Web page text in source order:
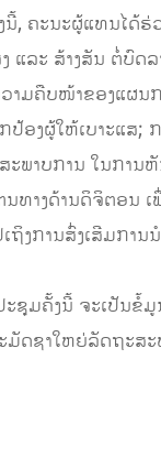
, ຄະນະຜູ້ແທນໄດ້ຮ່
ແລະ ສ້າງສັນ ຕໍ່ບົດ
າມຄືບໜ້າຂອງແຜນ
ປ້ອງຜູ້ໃຫ້ເບາະແສ;
ພາບການ ໃນການ
ທາງດ້ານດິຈິຕອນ
ຖິງການສົ່ງເສີມກາ
ຊຸມຄັ້ງນີ້ ຈະເປັນຂໍ້
ດຊາໃຫຍ່ລັດຖະສະ